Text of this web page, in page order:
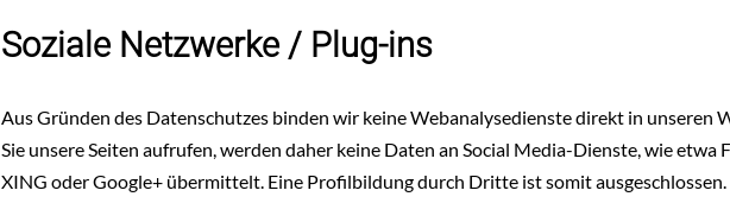
Soziale Netzwerke / Plug-ins
Aus Gründen des Datenschutzes binden wir keine Webanalysedienste direkt in unseren
Sie unsere Seiten aufrufen, werden daher keine Daten an Social Media-Dienste, wie etwa
XING oder Google+ übermittelt. Eine Profilbildung durch Dritte ist somit ausgeschlossen.